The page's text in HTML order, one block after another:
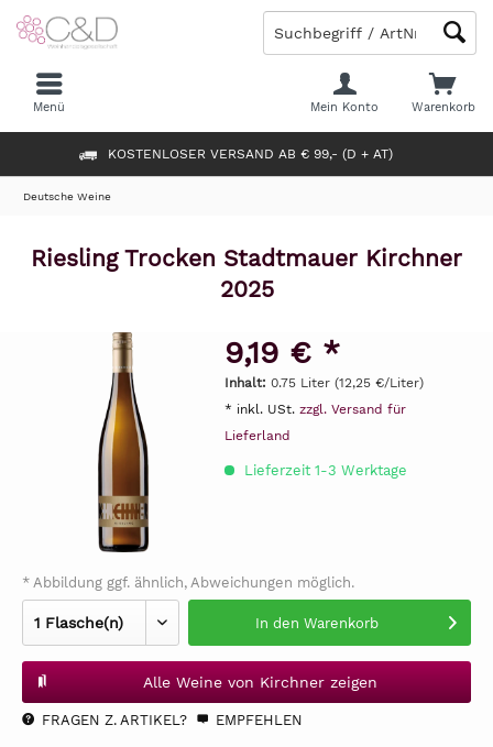
KOSTENLOSER VERSAND AB € 99,- (D + AT)
Warenkorb
Mein Konto
Menü
Deutsche Weine
Riesling Trocken Stadtmauer Kirchner
2025
9,19 € *
Inhalt: 0.75 Liter (12,25 €/Liter)
* inkl. USt. zzgl. Versand für
Lieferland
Lieferzeit 1-3 Werktage
* Abbildung ggf. ähnlich, Abweichungen möglich.
In den Warenkorb
Alle Weine von Kirchner zeigen
FRAGEN Z. ARTIKEL? EMPFEHLEN